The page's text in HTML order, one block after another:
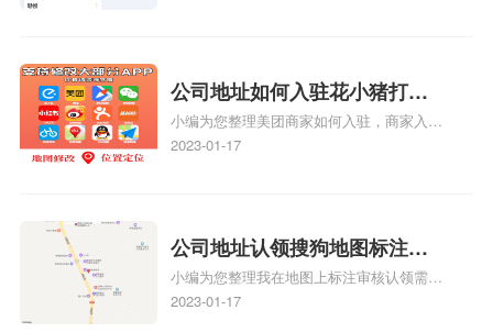
位置，增加商户被发现的机会。方便客户导
航：地图标注可以帮助客户更容易地找到商
户的实际位置。特别是对于新客户或不熟悉
该地区的客户来说，地图标注可以提供明确
图标注服务中心面的存在。对于一些客户来
说，实体指路人地
公司地址如何入驻花小猪打车
地图标记？指路人地图标注服
务中心铺如何入驻花小猪打车
小编为您整理美团商家如何入驻，商家入驻
教程、商家如何入驻地图、如何入驻地:、
2023-01-17
公司地址认领搜狗地图标注多
久审核？公司地址认领地图标
注多久审核？
小编为您整理我在地图上标注审核认领需要
多久、我在地图上标注审核认领需要多久
2023-01-17